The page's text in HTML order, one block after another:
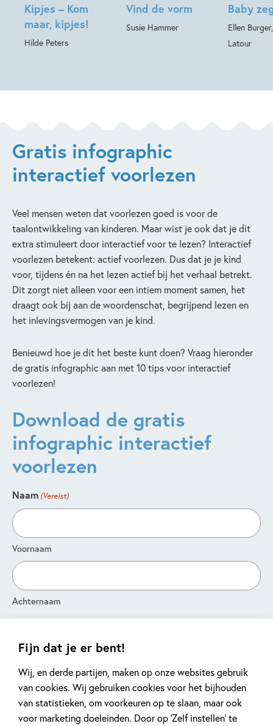
Fijn dat je er bent!
Wij, en derde partijen, maken op onze websites gebruik
van cookies. Wij gebruiken cookies voor het bijhouden
van statistieken, om voorkeuren op te slaan, maar ook
voor marketing doeleinden. Door op ‘Zelf instellen’ te
Kipjes – Kom
maar, kipjes!
Hilde Peters
Vind de vorm
Susie Hammer
Baby
Ellen
Latour
Gratis infographic
interactief voorlezen
Veel mensen weten dat voorlezen goed is voor de
taalontwikkeling van kinderen. Maar wist je ook dat je dit
extra stimuleert door interactief voor te lezen? Interactief
voorlezen betekent: actief voorlezen. Dus dat je je kind
voor, tijdens én na het lezen actief bij het verhaal betrekt.
Dit zorgt niet alleen voor een intiem moment samen, het
draagt ook bij aan de woordenschat, begrijpend lezen en
het inlevingsvermogen van je kind.
Benieuwd hoe je dit het beste kunt doen? Vraag hieronder
de gratis infographic aan met 10 tips voor interactief
voorlezen!
Download de gratis
infographic interactief
voorlezen
Naam (Vereist)
Voornaam
Achternaam
Instemming(Vereist)
Ja, ik heb kennis genomen van het WPG Privacy